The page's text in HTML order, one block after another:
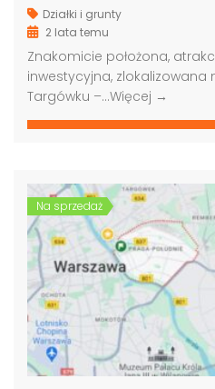
Działki i grunty
2 lata temu
Znakomicie położona,
inwestycyjna, zlokalizowana
Targówku –…Więcej →
Na sprzedaż